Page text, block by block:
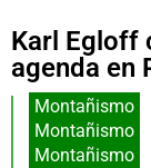
Karl Egloff
agenda en
Montañismo
Montañismo
Montañismo